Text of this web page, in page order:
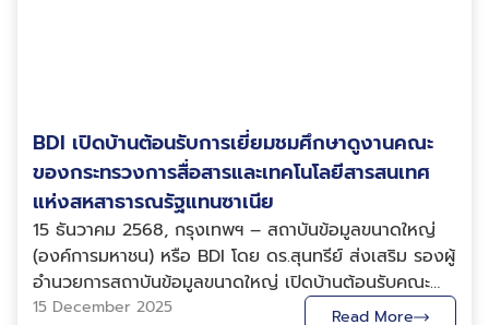
องค์ความรู้และส่งเสริมกระบวนการจัดการข้อมูลหน่วยงาน
ให้มีประสิทธิภาพมากยิ่งขึ้น ช่วยสร้างธรรมาภิบาลข้อมูล
โดยทั้งสองหน่วยงานได้บันทึกความเข้าใจความร่วมมือใน 4
ด้านหลัก ได้แก่ 1) การส่งเสริมและพัฒนาองค์ความรู้ด้าน
การจัดการข้อมูล 2) การพัฒนาบุคลากรให้มีความรู้ ความ
เข้าใจการดำเนินการต่าง ๆ ที่เกี่ยวกับข้อมูล 3) การส่งเสริม
กระบวนการจัดการข้อมูลตามมาตรฐานสากล และ 4) การ
สนับสนุนข้อมูลเพื่อประโยชน์ส่วนรวมในการขับเคลื่อน
BDI และ ดีป้า จึงเข้ามาสนับสนุนด้านเทคโนโลยีและเครื่อง
มือดิจิทัลที่สำคัญของความร่วมมือการขับเคลื่อนการท่อง
เที่ยวไทยด้วยข้อมูลขนาดใหญ่ ปัญญาประดิษฐ์ และดิจิทัล
ด้าน ศ. ดร.ธีรณี อจลากุล ผู้อำนวยการสถาบันข้อมูลขนาด
ใหญ่ (BDI) กล่าวว่า อุตสาหกรรมท่องเที่ยวเป็นกลไกสำคัญ
ในการขับเคลื่อนเศรษฐกิจของประเทศ ขณะที่ตลาดท่อง
เที่ยวโลกเปลี่ยนแปลงอย่างรวดเร็ว ส่งผลให้การบริหาร
จัดการและการกำหนดทิศทางเชิงนโยบายต้องอาศัยข้อมูลที่
บริการประชาชนได้อย่างถูกต้อง โปร่งใส และตรวจสอบได้
ความร่วมมือกับองค์การบริหารส่วนจังหวัดชลบุรี และ BDI
ในครั้งนี้ เป็นการวางกลไกการใช้ข้อมูลร่วมกันในระบบหลัก
ประกันสุขภาพแห่งชาติ ให้สามารถนำข้อมูลไปใช้ประโยชน์
ด้านการบริหารจัดการสิทธิ การติดตามบริการ และการ
วิเคราะห์เชิงระบบ โดยยังคงให้ความสำคัญกับการคุ้มครอง
ข้อมูลส่วนบุคคลตามกฎหมายอย่างเคร่งครัด “ความร่วม
BDI เปิดบ้านต้อนรับการเยี่ยมชมศึกษาดูงานคณะ
ของกระทรวงการสื่อสารและเทคโนโลยีสารสนเทศ
แห่งสหสาธารณรัฐแทนซาเนีย
15 ธันวาคม 2568, กรุงเทพฯ – สถาบันข้อมูลขนาดใหญ่
(องค์การมหาชน) หรือ BDI โดย ดร.สุนทรีย์ ส่งเสริม รองผู้
อำนวยการสถาบันข้อมูลขนาดใหญ่ เปิดบ้านต้อนรับคณะ
จากกระทรวงการสื่อสารและเทคโนโลยีสารสนเทศแห่งสห
15 December 2025 Read More